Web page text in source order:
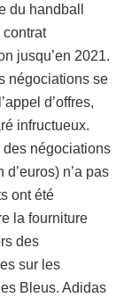
du handball
jusqu’en 2021.
négociations se
d’offres,
infructueux.
des négociations
n’a pas
ont été
la fourniture
des
sur les
Bleus. Adidas